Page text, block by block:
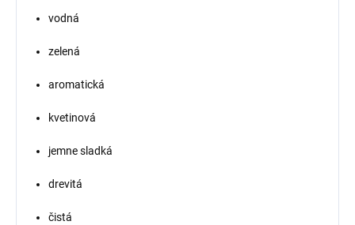
vodná
zelená
aromatická
kvetinová
jemne sladká
drevitá
čistá